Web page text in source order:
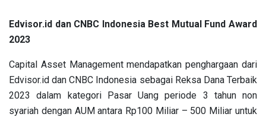
Edvisor.id dan CNBC Indonesia Best Mutual Fund Award
2023
Capital Asset Management mendapatkan penghargaan dari
Edvisor.id dan CNBC Indonesia sebagai Reksa Dana Terbaik
2023 dalam kategori Pasar Uang periode 3 tahun non
syariah dengan AUM antara Rp100 Miliar – 500 Miliar untuk